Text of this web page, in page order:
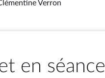
Verron
en séance